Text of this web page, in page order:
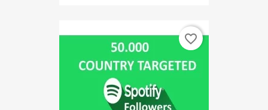
favorite_border